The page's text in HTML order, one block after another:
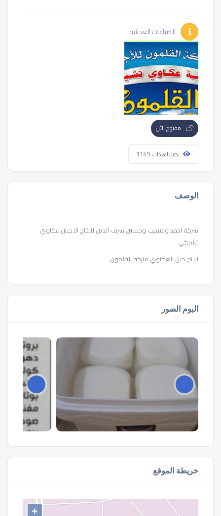
الصناعات الغذائية
مفتوح الأن
مشاهدات 1149
الوصف
شركة احمد وحسيب وحسين شرف الدين لانتاج الاجبان عكاوي
تشيكي
انتاج جبن العكاوي ماركة القلمون
البوم الصور
خريطة الموقع
+